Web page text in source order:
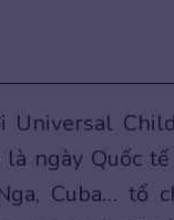
Universal
là ngày Quốc
Cuba… tổ